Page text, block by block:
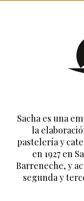
Sacha es una
la
pastelería y
en 1927 en
Barreneche, y
segunda y